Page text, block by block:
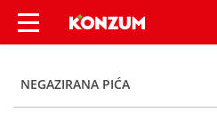
Moj dan Sok
NEGAZIRANA PIĆA